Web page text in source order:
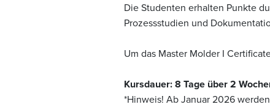
Die Studenten erhalten Punkte
Prozessstudien und
Um das Master Molder I
Kursdauer: 8 Tage über 2
*Hinweis! Ab Januar 2026